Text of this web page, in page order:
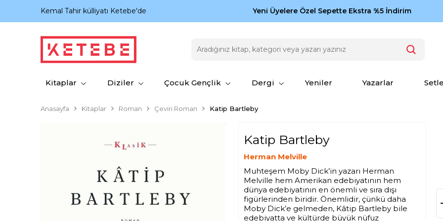
Kemal Tahir külliyatı Ketebe'de Zamansız eserler Ketebe'de: Cengiz Aytmatov
Yeni Üyelere Özel Sepette Ekstra %5 İndirim
Kitaplar Diziler Çocuk Gençlik Dergi Yeniler Yazarlar
Anasayfa Kitaplar Roman Çeviri Roman Katip Bartleby
Katip Bartleby
Herman Melville
Muhteşem Moby Dick’in yazarı Herman
Melville hem Amerikan edebiyatının hem
dünya edebiyatının en önemli ve sıra dışı
figürlerinden biridir. Önemlidir, çünkü daha
Moby Dick’e gelmeden, Kâtip Bartleby bile
edebiyatta ve kültürde büyük nüfuz